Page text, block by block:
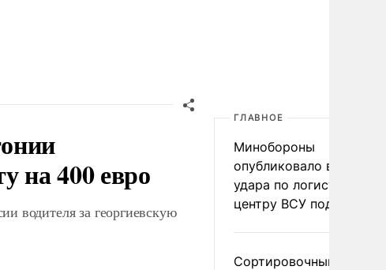
на 400 евро
водителя за георгиевскую
ГЛАВНОЕ
Минобороны
опубликовало видео
удара по
центру ВСУ под Киевом
Сортировочный пункт